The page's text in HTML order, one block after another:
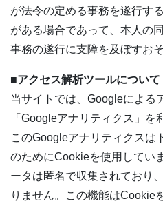
が法令の定める事務を遂行す
がある場合であって、本人の
事務の遂行に支障を及ぼすお
■アクセス解析ツールについて
当サイトでは、Googleによる
「Googleアナリティクス」を
このGoogleアナリティクスは
のためにCookieを使用してい
ータは匿名で収集されており
りません。この機能はCookie